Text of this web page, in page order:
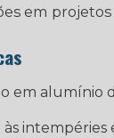
em projetos
em alumínio
intempéries